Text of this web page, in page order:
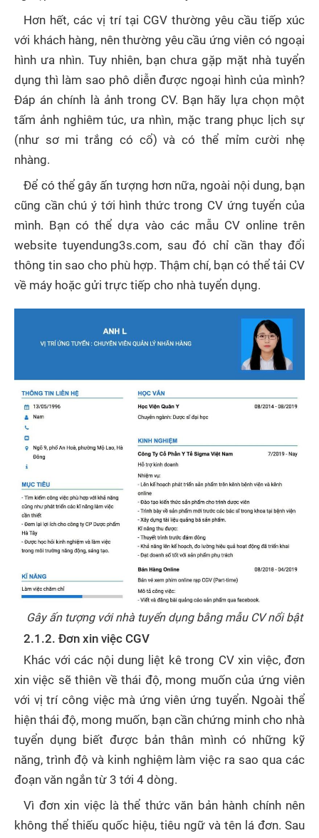
Hơn hết, các vị trí tại CGV thường yêu cầu tiếp xúc
với khách hàng, nên thường yêu cầu ứng viên có ngoại
hình ưa nhìn. Tuy nhiên, bạn chưa gặp mặt nhà tuyển
dụng thì làm sao phô diễn được ngoại hình của mình?
Đáp án chính là ảnh trong CV. Bạn hãy lựa chọn một
tấm ảnh nghiêm túc, ưa nhìn, mặc trang phục lịch sự
(như sơ mi trắng có cổ) và có thể mỉm cười nhẹ
nhàng.
Để có thể gây ấn tượng hơn nữa, ngoài nội dung, bạn
cũng cần chú ý tới hình thức trong CV ứng tuyển của
mình. Bạn có thể dựa vào các mẫu CV online trên
website tuyendung3s.com, sau đó chỉ cần thay đổi
thông tin sao cho phù hợp. Thậm chí, bạn có thể tải CV
về máy hoặc gửi trực tiếp cho nhà tuyển dụng.
Gây ấn tượng với nhà tuyển dụng bằng mẫu CV nổi bật
2.1.2. Đơn xin việc CGV
Khác với các nội dung liệt kê trong CV xin việc, đơn
xin việc sẽ thiên về thái độ, mong muốn của ứng viên
với vị trí công việc mà ứng viên ứng tuyển. Ngoài thể
hiện thái độ, mong muốn, bạn cần chứng minh cho nhà
tuyển dụng biết được bản thân mình có những kỹ
năng, trình độ và kinh nghiệm làm việc ra sao qua các
đoạn văn ngắn từ 3 tới 4 dòng.
Vì đơn xin việc là thể thức văn bản hành chính nên
không thể thiếu quốc hiệu, tiêu ngữ và tên lá đơn. Sau